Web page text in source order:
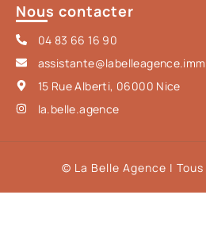
Nous contacter
04 83 66 16 90
15 Rue Alberti, 06000 Nice
la.belle.agence
© La Belle Agence |